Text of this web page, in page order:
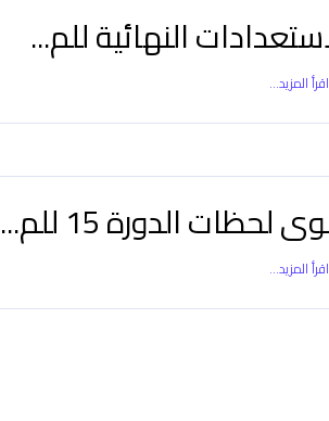
النهائية للم...
اقرأ المزيد...
لحظات الدورة 15 للم...
اقرأ المزيد...